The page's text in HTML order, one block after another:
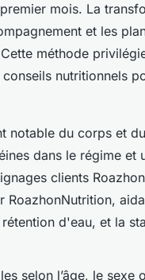
mois. La
et les
méthode
nutritionnels
notable du corps et
dans le régime et
clients
d'eau, et la
selon l’âge, le sexe